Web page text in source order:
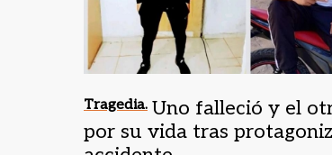
Tragedia. Uno falleció y el
por su vida tras